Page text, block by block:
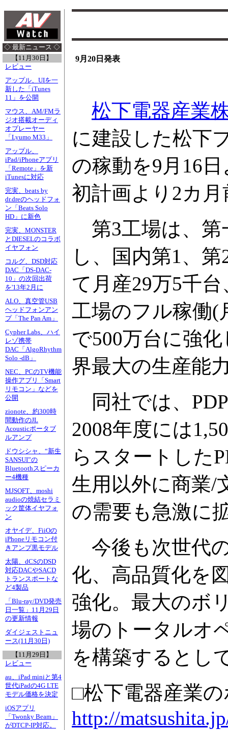
◇ 最新ニュース ◇
【11月30日】
レビュー
アップル、UIを一
新した「iTunes
11」を公開
マウス、AM/FMラ
ジオ搭載オーディ
オプレーヤー
「Lyumo M33」
アップル、
iPad/iPhoneアプリ
「Remote」を新
iTunesに対応
完実、beats by
dr.dreのヘッドフォ
ン「Beats Solo
HD」に新色
完実、MONSTER
とDIESELのコラボ
イヤフォン
コルグ、DSD対応
DAC「DS-DAC-
10」の次回出荷
を'13年2月に
ALO、真空管USB
ヘッドフォンアン
プ「The Pan Am」
Cypher Labs、ハイ
レゾ携帯
DAC「AlgoRhythm
Solo -dB」
NEC、PCのTV機能
操作アプリ「Smart
リモコン」などを
公開
zionote、約300時
間動作のJL
Acousticポータブ
ルアンプ
ドウシシャ、“新生
SANSUI”の
Bluetoothスピーカ
ー4機種
MJSOFT、moshi
audioの焼結セラミ
ック筐体イヤフォ
ン
オヤイデ、FiiOの
iPhoneリモコン付
きアンプ黒モデル
太陽、dCSのDSD
対応DACやSACD
トランスポートな
ど4製品
「Blu-ray/DVD発売
日一覧」11月29日
の更新情報
ダイジェストニュ
ース(11月30日)
【11月29日】
レビュー
au、iPad miniと第4
世代iPadの4G LTE
モデル価格を決定
iOSアプリ
「Twonky Beam」
がDTCP-IP対応。
9月20日発表
松下電器産業
に建設した松下
の稼動を9月16
初計画より2カ
第3工場は、第
し、国内第1、
て月産29万5千
工場のフル稼働(
で500万台に強
界最大の生産能
同社では、
2008年度には
らスタートした
生用以外に商業/
の需要も急激に
今後も次世代
化、高品質化を
強化。最大のボ
場のトータルオ
を構築するとし
□松下電器産業
http://